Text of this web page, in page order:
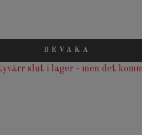
BEVAKA
slut i lager - men det